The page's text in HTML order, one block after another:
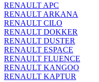
RENAULT APC
RENAULT ARKANA
RENAULT CILO
RENAULT DOKKER
RENAULT DUSTER
RENAULT ESPACE
RENAULT FLUENCE
RENAULT KANGOO
RENAULT KAPTUR